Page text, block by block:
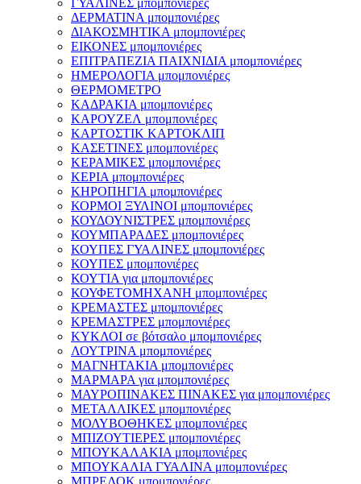
ΓΥΑΛΙΝΕΣ μπομπονιέρες
ΔΕΡΜΑΤΙΝΑ μπομπονιέρες
ΔΙΑΚΟΣΜΗΤΙΚΑ μπομπονιέρες
ΕΙΚΟΝΕΣ μπομπονιέρες
ΕΠΙΤΡΑΠΕΖΙΑ ΠΑΙΧΝΙΔΙΑ μπομπονιέρες
ΗΜΕΡΟΛΟΓΙΑ μπομπονιέρες
ΘΕΡΜΟΜΕΤΡΟ
ΚΑΔΡΑΚΙΑ μπομπονιέρες
ΚΑΡΟΥΖΕΛ μπομπονιέρες
ΚΑΡΤΟΣΤΙΚ ΚΑΡΤΟΚΛΙΠ
ΚΑΣΕΤΙΝΕΣ μπομπονιέρες
ΚΕΡΑΜΙΚΕΣ μπομπονιέρες
ΚΕΡΙΑ μπομπονιέρες
ΚΗΡΟΠΗΓΙΑ μπομπονιέρες
ΚΟΡΜΟΙ ΞΥΛΙΝΟΙ μπομπονιέρες
ΚΟΥΔΟΥΝΙΣΤΡΕΣ μπομπονιέρες
ΚΟΥΜΠΑΡΑΔΕΣ μπομπονιέρες
ΚΟΥΠΕΣ ΓΥΑΛΙΝΕΣ μπομπονιέρες
ΚΟΥΠΕΣ μπομπονιέρες
ΚΟΥΤΙΑ για μπομπονιέρες
ΚΟΥΦΕΤΟΜΗΧΑΝΗ μπομπονιέρες
ΚΡΕΜΑΣΤΕΣ μπομπονιέρες
ΚΡΕΜΑΣΤΡΕΣ μπομπονιέρες
ΚΥΚΛΟΙ σε βότσαλο μπομπονιέρες
ΛΟΥΤΡΙΝΑ μπομπονιέρες
ΜΑΓΝΗΤΑΚΙΑ μπομπονιέρες
ΜΑΡΜΑΡΑ για μπομπονιέρες
ΜΑΥΡΟΠΙΝΑΚΕΣ ΠΙΝΑΚΕΣ για μπομπονιέρες
ΜΕΤΑΛΛΙΚΕΣ μπομπονιέρες
ΜΟΛΥΒΟΘΗΚΕΣ μπομπονιέρες
ΜΠΙΖΟΥΤΙΕΡΕΣ μπομπονιέρες
ΜΠΟΥΚΑΛΑΚΙΑ μπομπονιέρες
ΜΠΟΥΚΑΛΙΑ ΓΥΑΛΙΝΑ μπομπονιέρες
ΜΠΡΕΛΟΚ μπομπονιέρες